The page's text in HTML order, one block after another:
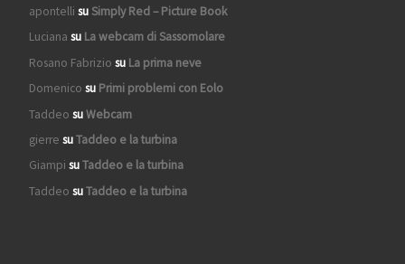
apontelli suSimply Red – Picture Book
Luciana su La webcam di Sassomolare
Rosano Fabrizio su La prima neve
Domenico su Primi problemi con Eolo
Taddeo suWebcam
gierre suTaddeo e la turbina
Giampi suTaddeo e la turbina
Taddeo suTaddeo e la turbina